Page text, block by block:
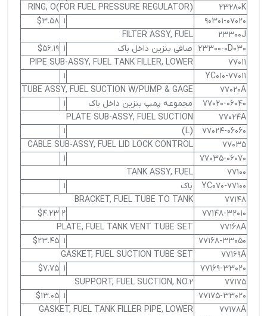
23280K
RING, O(FOR FUEL PRESSURE REGULATOR)
90301-07020
1
$3.58
23300J
FILTER ASSY, FUEL
23300-0D030 صافی بنزین داخل باک 1
$56.19
77011
PIPE SUB-ASSY, FUEL TANK FILLER, LOWER
77011-YC010
1
77020A
TUBE ASSY, FUEL SUCTION W/PUMP & GAGE
77020-06040
مجموعه پمپ بنزین داخل باک
1
77024A
PLATE SUB-ASSY, FUEL SUCTION
77024-06060
(L)
1
77035
CABLE SUB-ASSY, FUEL LID LOCK CONTROL
77035-06070
1
77100
TANK ASSY, FUEL
77100-YC070
باک
1
77148
BRACKET, FUEL TUBE TO TANK
77148-32010
2
$4.23
77168A
PLATE, FUEL TANK VENT TUBE SET
77168-33050
1
$23.45
77169A
GASKET, FUEL SUCTION TUBE SET
77169-33020
1
$7.75
77175
SUPPORT, FUEL SUCTION, NO.2
77175-33020
1
$13.05
77178A
GASKET, FUEL TANK FILLER PIPE, LOWER